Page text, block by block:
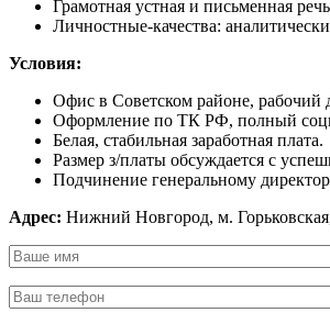
Грамотная устная и письменная
Личностные-качества:
Условия:
Офис в Советском районе, рабочий
Оформление по ТК РФ, полный
Белая, стабильная заработная плата.
Размер з/платы обсуждается с
Подчинение генеральному
Адрес: Нижний Новгород, м.